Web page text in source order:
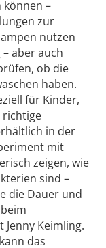
–
zur
nutzen
aber auch
ob die
haben.
für Kinder,
richtige
in der
mit
zeigen, wie
sind –
die Dauer und
Jenny Keimling.
das